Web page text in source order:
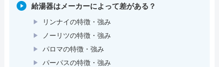
給湯器はメーカーによって差がある？
リンナイの特徴・強み
ノーリツの特徴・強み
パロマの特徴・強み
パーパスの特徴・強み